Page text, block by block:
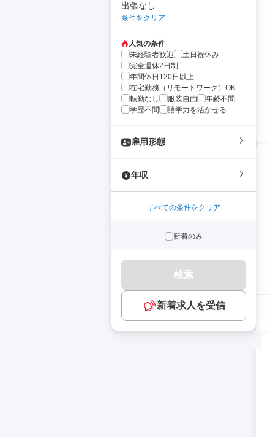
出張なし
条件をクリア
人気の条件
未経験者歓迎
土日祝休み
完全週休2日制
年間休日120日以上
在宅勤務（リモートワーク）OK
転勤なし
服装自由
年齢不問
学歴不問
語学力を活かせる
雇用形態
年収
すべての条件をクリア
新着のみ
検索
新着求人を受信